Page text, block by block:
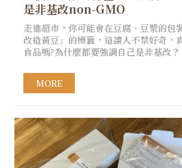
是非基改non-GMO
走進超市，你可能會在豆腐、豆漿的包
改造黃豆」的標籤，這讓人不禁好奇，
食品嗎?為什麼都要強調自己是非基改？
MORE